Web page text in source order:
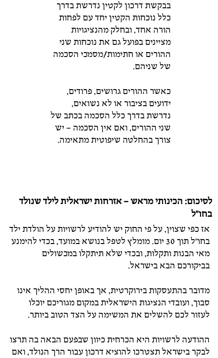
בבקשת דרכון לקטין נדרשתבדרך
כלל נוכחות הקטיןיחדעם לפחות
הורה אחד,ובחלקמהנציגויות
מציינים בפועלגם את נוכחות שני
ההורים או חתימות/מסמכי הסכמה
של שניהם.
כאשר ההורים גרושים,פרודים,
ידועים בציבור או לא נשואים,
נדרשתבדרך כלל הסכמה בכתב של
שני ההורים,ואם אין הסכמה –יש
צורך בהחלטה שיפוטיתמתאימה.
לסיכום: הכינותי מראש – אזרחות ישראלית לילד שנולד
בחו"ל
אז כפי שצוין, על פי החוק יש להודיע לרשויות על הולדת ילד
בחו"ל תוך 30 יום. מומלץ לטפל בנושא במועד, בכדי להימנע
מאי הבנות ותקלות, ובכדי שלא תיתקלו במכשולים
בביקורכם הבא בישראל.
מדובר בהתעסקות בירוקרטית, אך באופן יחסי ההליך אינו
סבוך, ועובדי הנציגות הישראלית במקום מגוריכם יוכלו
לעזור לכם להשלים את המשימה על הצד הטוב ביותר.
ההודעה לרשויות היא הכרחית כיוון שבפעם הבאה בה תרצו
לבקר בישראל תצטרכו להוציא דרכון עבור הרך הנולד, ואם